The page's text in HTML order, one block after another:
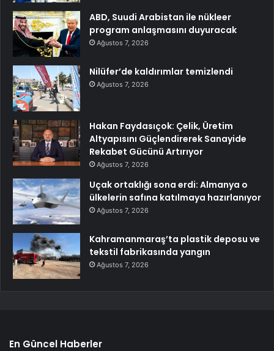
ABD, Suudi Arabistan ile nükleer
program anlaşmasını duyuracak
Ağustos 7, 2026
Nilüfer’de kaldırımlar temizlendi
Ağustos 7, 2026
Hakan Faydasıçok: Çelik, Üretim
Altyapısını Güçlendirerek Sanayide
Rekabet Gücünü Artırıyor
Ağustos 7, 2026
Uçak ortaklığı sona erdi: Almanya o
ülkelerin safına katılmaya hazırlanıyor
Ağustos 7, 2026
Kahramanmaraş’ta plastik deposu ve
tekstil fabrikasında yangın
Ağustos 7, 2026
En Güncel Haberler